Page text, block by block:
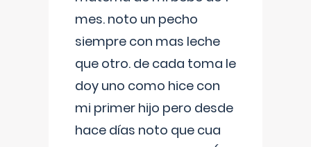
mes. noto un pecho
siempre con mas leche
que otro. de cada toma le
doy uno como hice con
mi primer hijo pero desde
hace días noto que cua